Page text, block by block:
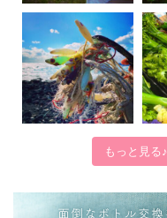
もっと見る♪